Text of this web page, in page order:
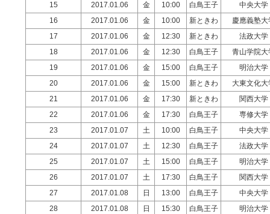
15
2017.01.06 金 10:00 白鳥王子
中央大学
16
2017.01.06 金 10:00 新ときわ
慶應義塾大
17
2017.01.06 金 12:30 新ときわ
法政大学
18
2017.01.06 金 12:30 白鳥王子
青山学院大
19
2017.01.06 金 15:00 白鳥王子
明治大学
20
2017.01.06 金 15:00 新ときわ
大東文化大
21
2017.01.06 金 17:30 新ときわ
関西大学
22
2017.01.06 金 17:30 白鳥王子
専修大学
23
2017.01.07 土 10:00 白鳥王子
中央大学
24
2017.01.07 土 12:30 白鳥王子
法政大学
25
2017.01.07 土 15:00 白鳥王子
明治大学
26
2017.01.07 土 17:30 白鳥王子
関西大学
27
2017.01.08 日 13:00 白鳥王子
中央大学
28
2017.01.08 日 15:30 白鳥王子
明治大学